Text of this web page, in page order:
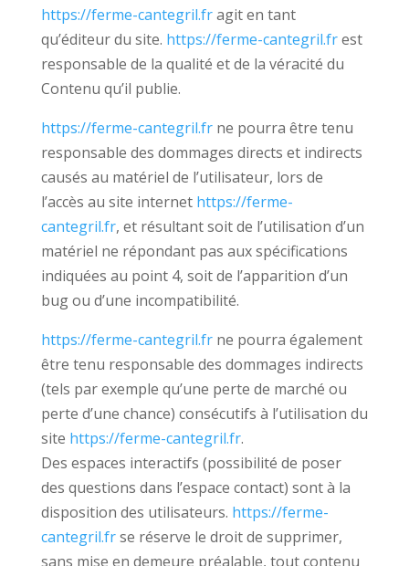
https://ferme-cantegril.fragit en tant
qu’éditeur du site. https://ferme-cantegril.frest
responsable de la qualité et de la véracité du
Contenu qu’il publie.
https://ferme-cantegril.frne pourra être tenu
responsable des dommages directs et indirects
causés au matériel de l’utilisateur, lors de
l’accès au site internet https://ferme-
cantegril.fr, et résultant soit de l’utilisation d’un
matériel ne répondant pas aux spécifications
indiquées au point 4, soit de l’apparition d’un
bug ou d’une incompatibilité.
https://ferme-cantegril.frne pourra également
être tenu responsable des dommages indirects
(tels par exemple qu’une perte de marché ou
perte d’une chance) consécutifs à l’utilisation du
site https://ferme-cantegril.fr.
Des espaces interactifs (possibilité de poser
des questions dans l’espace contact) sont à la
disposition des utilisateurs. https://ferme-
cantegril.frse réserve le droit de supprimer,
sans mise en demeure préalable, tout contenu